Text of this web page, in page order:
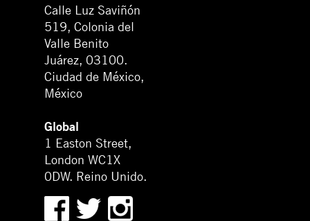
Calle Luz Saviñón
519, Colonia del
Valle Benito
Juárez, 03100.
Ciudad de México,
México
Global
1 Easton Street,
London WC1X
0DW. Reino Unido.